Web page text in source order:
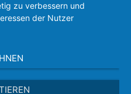
zu verbessern und
der Nutzer